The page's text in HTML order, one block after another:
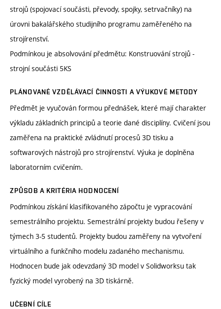
strojů (spojovací součásti, převody, spojky, setrvačníky) na
úrovni bakalářského studijního programu zaměřeného na
strojírenství.
Podmínkou je absolvování předmětu: Konstruování strojů -
strojní součásti 5KS
PLÁNOVANÉ VZDĚLÁVACÍ ČINNOSTI A VÝUKOVÉ METODY
Předmět je vyučován formou přednášek, které mají charakter
výkladu základních principů a teorie dané disciplíny. Cvičení jsou
zaměřena na praktické zvládnutí procesů 3D tisku a
softwarových nástrojů pro strojírenství. Výuka je doplněna
laboratorním cvičením.
ZPŮSOB A KRITÉRIA HODNOCENÍ
Podmínkou získání klasifikovaného zápočtu je vypracování
semestrálního projektu. Semestrální projekty budou řešeny v
týmech 3-5 studentů. Projekty budou zaměřeny na vytvoření
virtuálního a funkčního modelu zadaného mechanismu.
Hodnocen bude jak odevzdaný 3D model v Solidworksu tak
fyzický model vyrobený na 3D tiskárně.
UČEBNÍ CÍLE